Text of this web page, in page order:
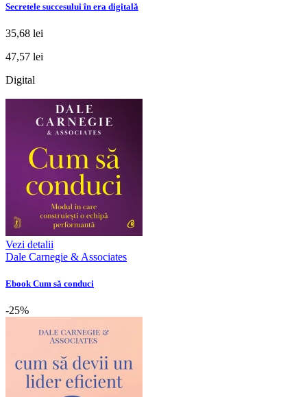
Secretele succesului în era digitală
35,68 lei
47,57 lei
Digital
Vezi detalii
Dale Carnegie & Associates
Ebook Cum să conduci
-25%